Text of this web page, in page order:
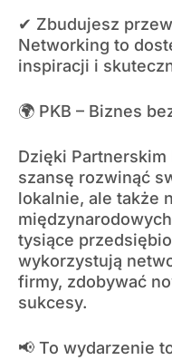
✔ Zbudujesz
Networking to
inspiracji i
🌍 PKB – Biznes
Dzięki Partnerskim
szansę rozwinąć
lokalnie, ale także
tysiące
wykorzystują
firmy, zdobywać
sukcesy.
📢 To wydarzenie